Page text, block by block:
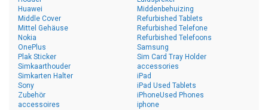
Huawei
Middenbehuizing
Middle Cover
Mittel Gehäuse
Nokia
OnePlus
Plak Sticker
Refurbished Tablets
Refurbished Telefone
Refurbished Telefoons
Samsung
Sim Card Tray Holder
Simkaarthouder
Simkarten Halter
Sony
Zubehör
accessoires
accessories
iPad
iPad Used Tablets
iPhoneUsed Phones
iphone